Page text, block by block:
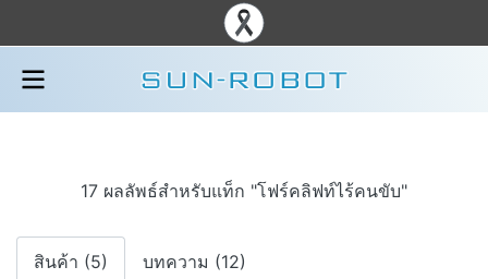
17 ผลลัพธ์สำหรับแท็ก "โฟร์คลิฟท์ไร้คนขับ"
สินค้า (5) บทความ (12)